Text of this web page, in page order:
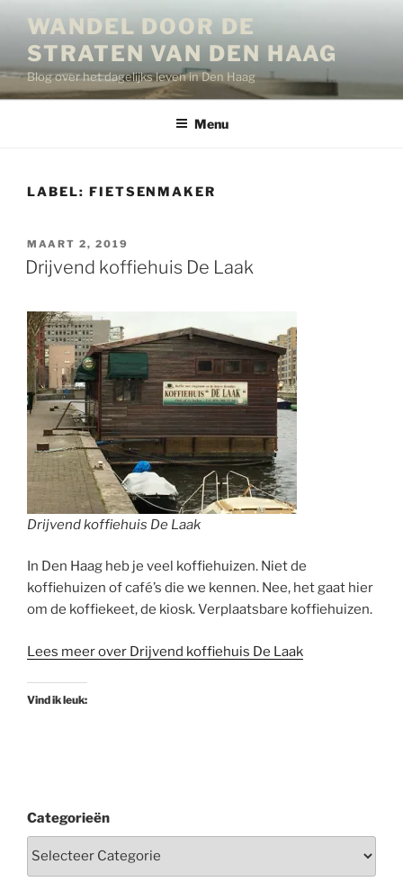
inhoud
WANDEL DOOR DE
STRATEN VAN DEN HAAG
Blog over het dagelijks leven in Den Haag
Menu
LABEL: FIETSENMAKER
GEPLAATST
OP
MAART 2, 2019
Drijvend koffiehuis De Laak
Drijvend koffiehuis De Laak
In Den Haag heb je veel koffiehuizen. Niet de
koffiehuizen of café’s die we kennen. Nee, het gaat hier
om de koffiekeet, de kiosk. Verplaatsbare koffiehuizen.
Lees meer over Drijvend koffiehuis De Laak
Vind ik leuk:
Categorieën